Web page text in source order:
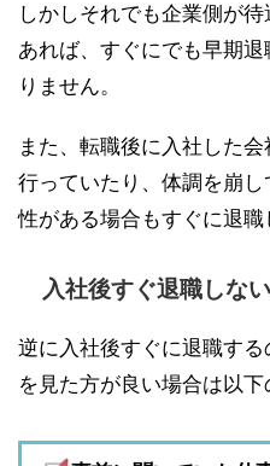
しかしそれでも企業側が
あれば、すぐにでも早期
りません。
また、転職後に入社した
行っていたり、体調を崩
性がある場合もすぐに退職
入社後すぐ退職しな
逆に入社後すぐに退職す
を見た方が良い場合は以下